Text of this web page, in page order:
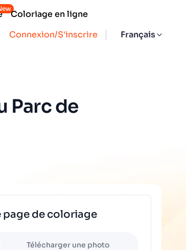
Connexion/S'inscrire Français
Coloriage en ligne
Parc de
page de coloriage
Télécharger une photo